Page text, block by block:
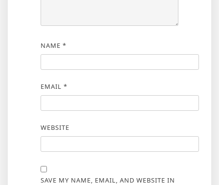
NAME *
EMAIL *
WEBSITE
SAVE MY NAME, EMAIL, AND WEBSITE IN